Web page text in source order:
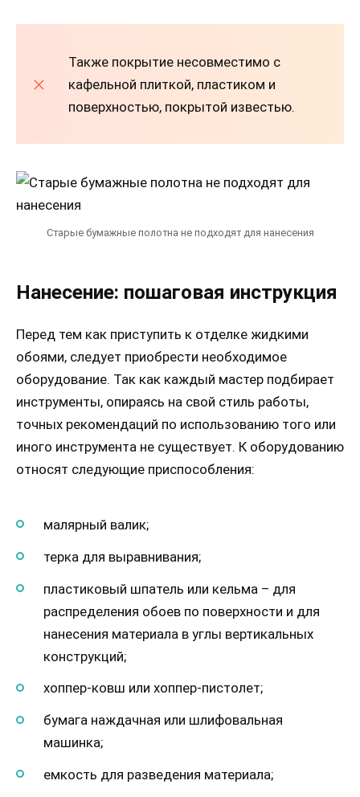
Также покрытие несовместимо с
кафельной плиткой, пластиком и
поверхностью, покрытой известью.
Старые бумажные полотна не подходят для нанесения
Нанесение: пошаговая инструкция
Перед тем как приступить к отделке жидкими
обоями, следует приобрести необходимое
оборудование. Так как каждый мастер подбирает
инструменты, опираясь на свой стиль работы,
точных рекомендаций по использованию того или
иного инструмента не существует. К оборудованию
относят следующие приспособления:
малярный валик;
терка для выравнивания;
пластиковый шпатель или кельма – для
распределения обоев по поверхности и для
нанесения материала в углы вертикальных
конструкций;
хоппер-ковш или хоппер-пистолет;
бумага наждачная или шлифовальная
машинка;
емкость для разведения материала;